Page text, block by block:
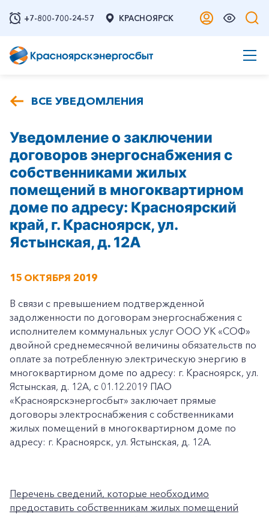
+7-800-700-24-57 КРАСНОЯРСК
ВСЕ УВЕДОМЛЕНИЯ
Уведомление о заключении
договоров энергоснабжения с
собственниками жилых
помещений в многоквартирном
доме по адресу: Красноярский
край, г. Красноярск, ул.
Ястынская, д. 12А
15 ОКТЯБРЯ 2019
В связи с превышением подтвержденной
задолженности по договорам энергоснабжения с
исполнителем коммунальных услуг ООО УК «СОФ»
двойной среднемесячной величины обязательств по
оплате за потребленную электрическую энергию в
многоквартирном доме по адресу: г. Красноярск, ул.
Ястынская, д. 12А, с 01.12.2019 ПАО
«Красноярскэнергосбыт» заключает прямые
договоры электроснабжения с собственниками
жилых помещений в многоквартирном доме по
адресу: г. Красноярск, ул. Ястынская, д. 12А.
Перечень сведений, которые необходимо
предоставить собственникам жилых помещений